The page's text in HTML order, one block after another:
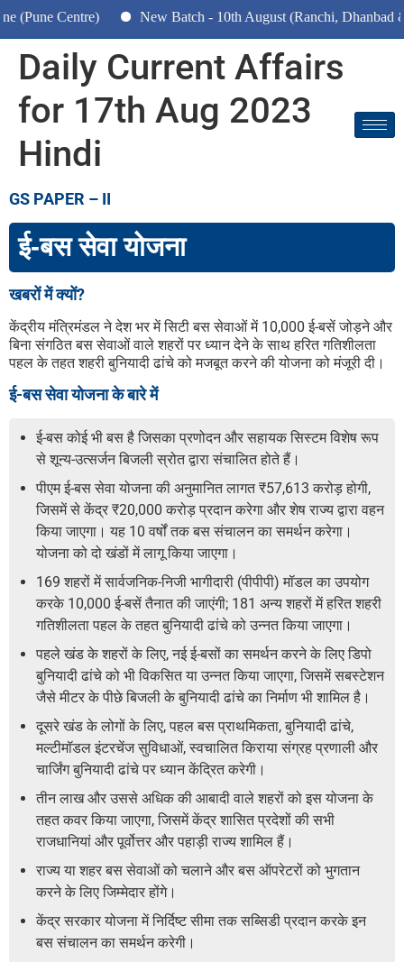
Centre) New Batch - 10th August (Ranchi, Dhanbad &
Daily Current Affairs
for 17th Aug 2023
Hindi
GS PAPER – II
ई-बस सेवा योजना
खबरों में क्यों?
केंद्रीय मंत्रिमंडल ने देश भर में सिटी बस सेवाओं में 10,000 ई-बसें जोड़ने और
बिना संगठित बस सेवाओं वाले शहरों पर ध्यान देने के साथ हरित गतिशीलता
पहल के तहत शहरी बुनियादी ढांचे को मजबूत करने की योजना को मंजूरी दी।
ई-बस सेवा योजना के बारे में
ई-बस कोई भी बस है जिसका प्रणोदन और सहायक सिस्टम विशेष रूप
से शून्य-उत्सर्जन बिजली स्रोत द्वारा संचालित होते हैं।
पीएम ई-बस सेवा योजना की अनुमानित लागत ₹57,613 करोड़ होगी,
जिसमें से केंद्र ₹20,000 करोड़ प्रदान करेगा और शेष राज्य द्वारा वहन
किया जाएगा। यह 10 वर्षों तक बस संचालन का समर्थन करेगा।
योजना को दो खंडों में लागू किया जाएगा।
169 शहरों में सार्वजनिक-निजी भागीदारी (पीपीपी) मॉडल का उपयोग
करके 10,000 ई-बसें तैनात की जाएंगी; 181 अन्य शहरों में हरित शहरी
गतिशीलता पहल के तहत बुनियादी ढांचे को उन्नत किया जाएगा।
पहले खंड के शहरों के लिए, नई ई-बसों का समर्थन करने के लिए डिपो
बुनियादी ढांचे को भी विकसित या उन्नत किया जाएगा, जिसमें सबस्टेशन
जैसे मीटर के पीछे बिजली के बुनियादी ढांचे का निर्माण भी शामिल है।
दूसरे खंड के लोगों के लिए, पहल बस प्राथमिकता, बुनियादी ढांचे,
मल्टीमॉडल इंटरचेंज सुविधाओं, स्वचालित किराया संग्रह प्रणाली और
चार्जिंग बुनियादी ढांचे पर ध्यान केंद्रित करेगी।
तीन लाख और उससे अधिक की आबादी वाले शहरों को इस योजना के
तहत कवर किया जाएगा, जिसमें केंद्र शासित प्रदेशों की सभी
राजधानियां और पूर्वोत्तर और पहाड़ी राज्य शामिल हैं।
राज्य या शहर बस सेवाओं को चलाने और बस ऑपरेटरों को भुगतान
करने के लिए जिम्मेदार होंगे।
केंद्र सरकार योजना में निर्दिष्ट सीमा तक सब्सिडी प्रदान करके इन
बस संचालन का समर्थन करेगी।